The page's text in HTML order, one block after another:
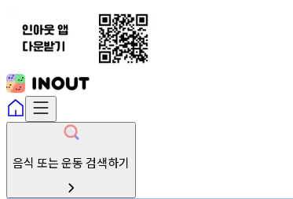
음식 또는 운동 검색하기